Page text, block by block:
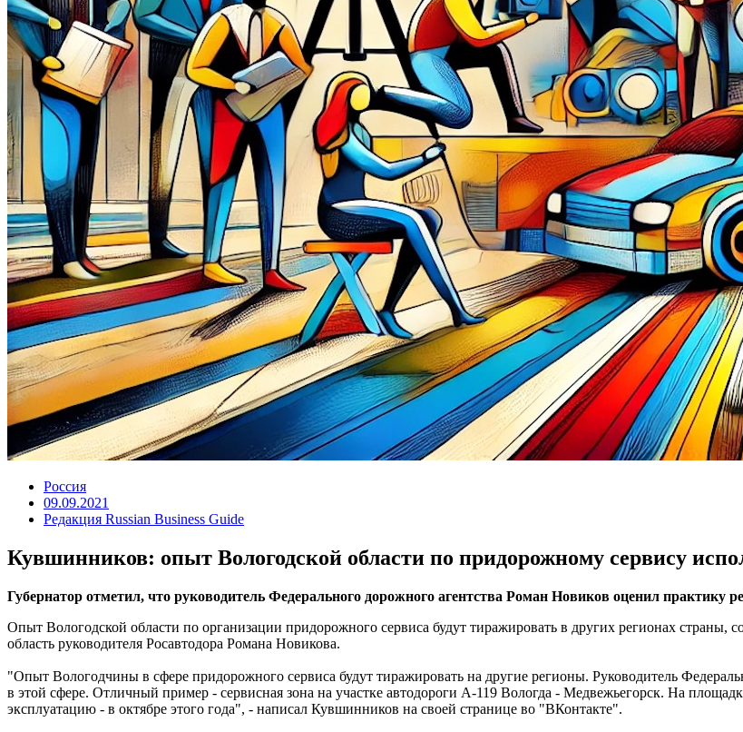
Россия
09.09.2021
Редакция Russian Business Guide
Кувшинников: опыт Вологодской области по придорожному сервису
Губернатор отметил, что руководитель Федерального дорожного агентства Роман Новиков оценил практику
Опыт Вологодской области по организации придорожного сервиса будут тиражировать в других регионах
область руководителя Росавтодора Романа Новикова.
"Опыт Вологодчины в сфере придорожного сервиса будут тиражировать на другие регионы. Руководитель
в этой сфере. Отличный пример - сервисная зона на участке автодороги А-119 Вологда - Медвежьегорск. На
эксплуатацию - в октябре этого года", - написал Кувшинников на своей странице во "ВКонтакте".